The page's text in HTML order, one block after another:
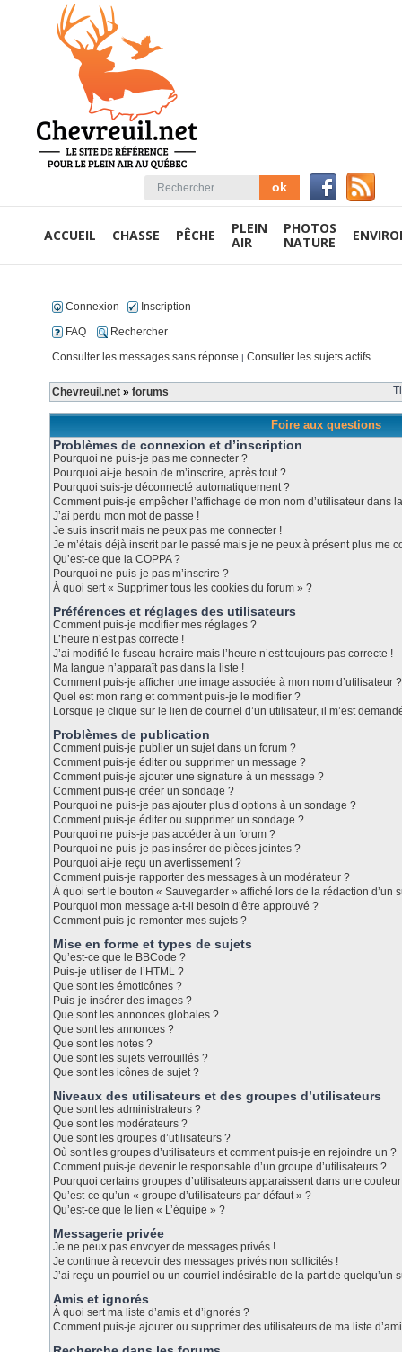
ACCUEIL CHASSE PÊCHE
PLEIN
AIR
PHOTOS
NATURE
Connexion
Inscription
FAQ
Rechercher
Consulter les messages sans réponse | Consulter les sujets actifs
Chevreuil.net » forums
Foire aux questions
Problèmes de connexion et d’inscription
Pourquoi ne puis-je pas me connecter ?
Pourquoi ai-je besoin de m’inscrire, après tout ?
Pourquoi suis-je déconnecté automatiquement ?
Comment puis-je empêcher l’affichage de mon nom d’utilisateur dans
J’ai perdu mon mot de passe !
Je suis inscrit mais ne peux pas me connecter !
Je m’étais déjà inscrit par le passé mais je ne peux à présent plus me
Qu’est-ce que la COPPA ?
Pourquoi ne puis-je pas m’inscrire ?
À quoi sert « Supprimer tous les cookies du forum » ?
Préférences et réglages des utilisateurs
Comment puis-je modifier mes réglages ?
L’heure n’est pas correcte !
J’ai modifié le fuseau horaire mais l’heure n’est toujours pas correcte !
Ma langue n’apparaît pas dans la liste !
Comment puis-je afficher une image associée à mon nom d’utilisateur ?
Quel est mon rang et comment puis-je le modifier ?
Lorsque je clique sur le lien de courriel d’un utilisateur, il m’est
Problèmes de publication
Comment puis-je publier un sujet dans un forum ?
Comment puis-je éditer ou supprimer un message ?
Comment puis-je ajouter une signature à un message ?
Comment puis-je créer un sondage ?
Pourquoi ne puis-je pas ajouter plus d’options à un sondage ?
Comment puis-je éditer ou supprimer un sondage ?
Pourquoi ne puis-je pas accéder à un forum ?
Pourquoi ne puis-je pas insérer de pièces jointes ?
Pourquoi ai-je reçu un avertissement ?
Comment puis-je rapporter des messages à un modérateur ?
À quoi sert le bouton « Sauvegarder » affiché lors de la rédaction d’un
Pourquoi mon message a-t-il besoin d’être approuvé ?
Comment puis-je remonter mes sujets ?
Mise en forme et types de sujets
Qu’est-ce que le BBCode ?
Puis-je utiliser de l’HTML ?
Que sont les émoticônes ?
Puis-je insérer des images ?
Que sont les annonces globales ?
Que sont les annonces ?
Que sont les notes ?
Que sont les sujets verrouillés ?
Que sont les icônes de sujet ?
Niveaux des utilisateurs et des groupes d’utilisateurs
Que sont les administrateurs ?
Que sont les modérateurs ?
Que sont les groupes d’utilisateurs ?
Où sont les groupes d’utilisateurs et comment puis-je en rejoindre un ?
Comment puis-je devenir le responsable d’un groupe d’utilisateurs ?
Pourquoi certains groupes d’utilisateurs apparaissent dans une
Qu’est-ce qu’un « groupe d’utilisateurs par défaut » ?
Qu’est-ce que le lien « L’équipe » ?
Messagerie privée
Je ne peux pas envoyer de messages privés !
Je continue à recevoir des messages privés non sollicités !
J’ai reçu un pourriel ou un courriel indésirable de la part de quelqu’un
Amis et ignorés
À quoi sert ma liste d’amis et d’ignorés ?
Comment puis-je ajouter ou supprimer des utilisateurs de ma liste